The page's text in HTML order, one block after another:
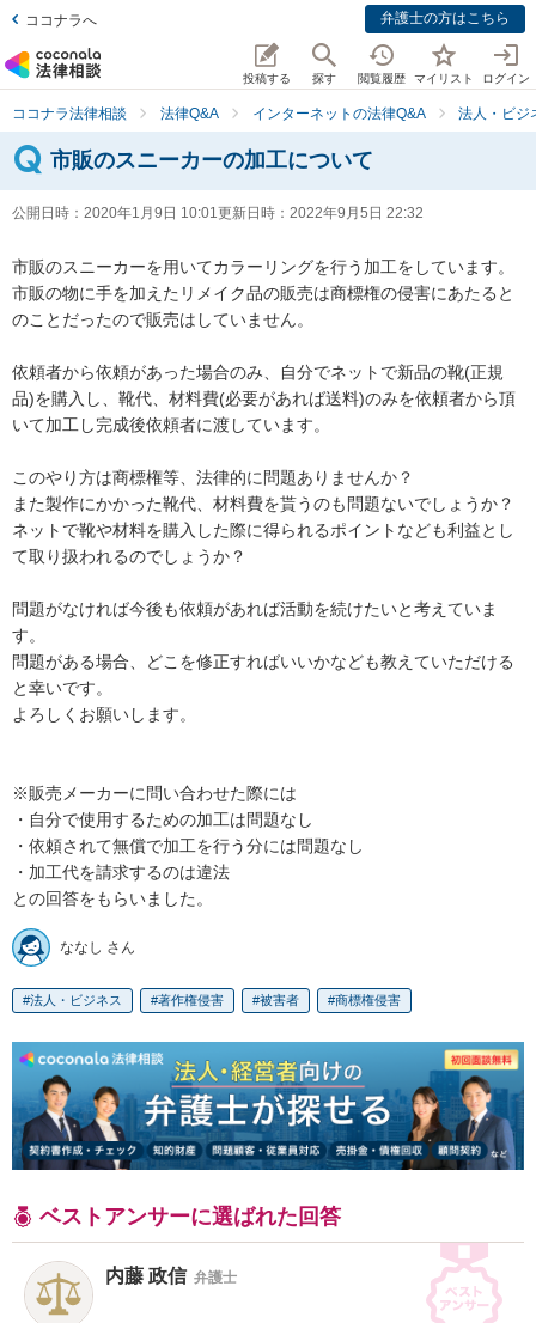
ココナラへ 弁護士の方はこちら
投稿する 探す 閲覧履歴 マイリスト ログイン
ココナラ法律相談 法律Q&A インターネットの法律Q&A 法人・ビジ
市販のスニーカーの加工について
公開日時： 2020年1月9日 10:01更新日時： 2022年9月5日 22:32
市販のスニーカーを用いてカラーリングを行う加工をしています。
市販の物に手を加えたリメイク品の販売は商標権の侵害にあたると
のことだったので販売はしていません。
依頼者から依頼があった場合のみ、自分でネットで新品の靴(正規
品)を購入し、靴代、材料費(必要があれば送料)のみを依頼者から頂
いて加工し完成後依頼者に渡しています。
このやり方は商標権等、法律的に問題ありませんか？
また製作にかかった靴代、材料費を貰うのも問題ないでしょうか？
ネットで靴や材料を購入した際に得られるポイントなども利益とし
て取り扱われるのでしょうか？
問題がなければ今後も依頼があれば活動を続けたいと考えていま
す。
問題がある場合、どこを修正すればいいかなども教えていただける
と幸いです。
よろしくお願いします。
※販売メーカーに問い合わせた際には
・自分で使用するための加工は問題なし
・依頼されて無償で加工を行う分には問題なし
・加工代を請求するのは違法
との回答をもらいました。
ななし さん
法人・ビジネス 著作権侵害 被害者 商標権侵害
ベストアンサーに選ばれた回答
内藤 政信 弁護士